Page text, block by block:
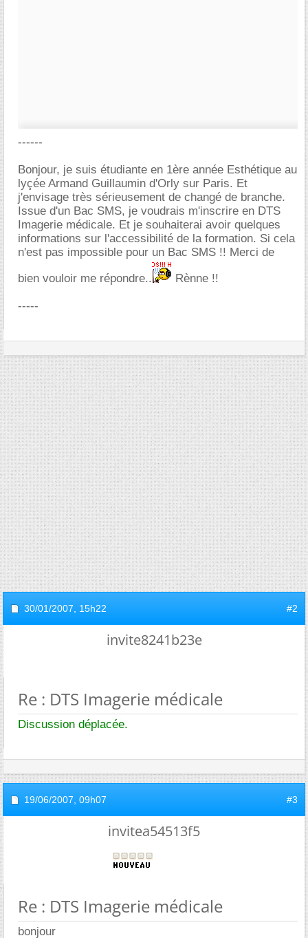
------
Bonjour, je suis étudiante en 1ère année Esthétique au
lyçée Armand Guillaumin d'Orly sur Paris. Et
j'envisage très sérieusement de changé de branche.
Issue d'un Bac SMS, je voudrais m'inscrire en DTS
Imagerie médicale. Et je souhaiterai avoir quelques
informations sur l'accessibilité de la formation. Si cela
n'est pas impossible pour un Bac SMS !! Merci de
bien vouloir me répondre..
Rènne !!
-----
30/01/2007, 15h22 #2
invite8241b23e
Re : DTS Imagerie médicale
Discussion déplacée.
19/06/2007, 09h07 #3
invitea54513f5
Re : DTS Imagerie médicale
bonjour